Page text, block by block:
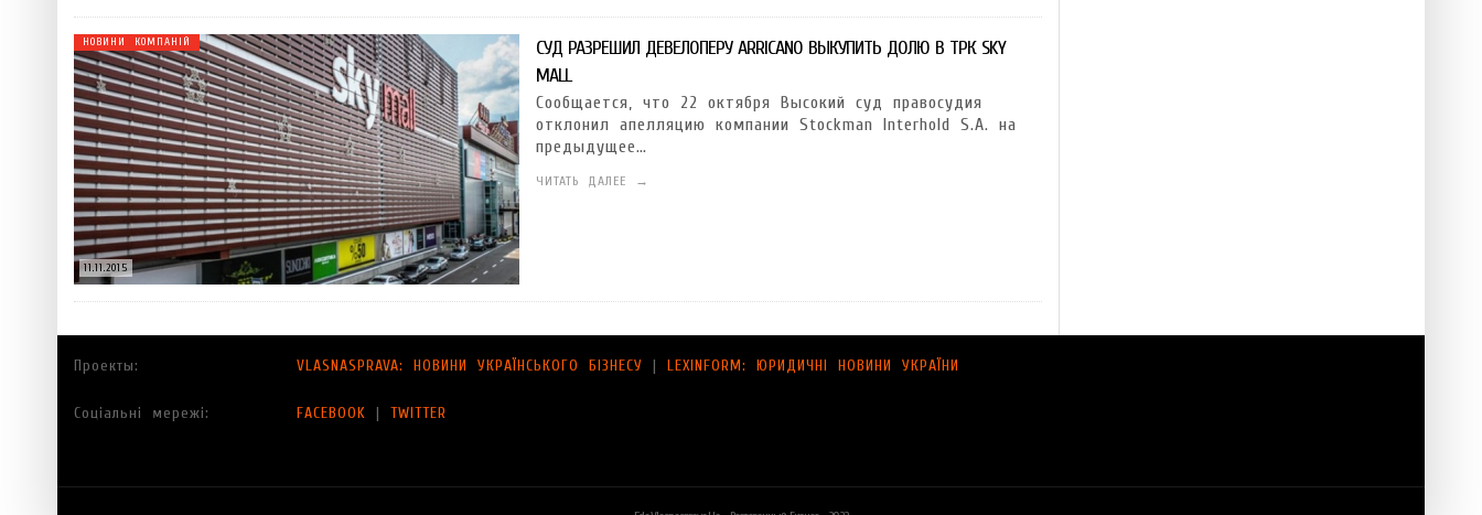
11.11.2015
НОВИНИ КОМПАНІЙ
СУД РАЗРЕШИЛ ДЕВЕЛОПЕРУ ARRICANO ВЫКУПИТЬ ДОЛЮ В ТРК SKY
MALL
Сообщается, что 22 октября Высокий суд правосудия
отклонил апелляцию компании Stockman Interhold S.A. на
предыдущее…
ЧИТАТЬ ДАЛЕЕ →
Проекты: VLASNASPRAVA: НОВИНИ УКРАЇНСЬКОГО БІЗНЕСУ | LEXINFORM: ЮРИДИЧНІ НОВИНИ УКРАЇНИ
Соціальні мережі: FACEBOOK | TWITTER